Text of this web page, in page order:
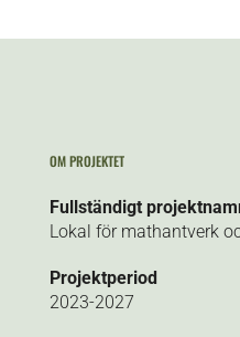
OM PROJEKTET
Fullständigt
Lokal för mathantverk
Projektperiod
2023-2027